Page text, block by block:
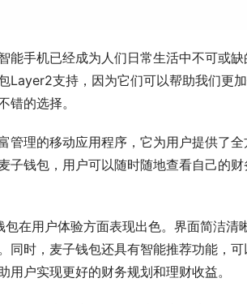
能手机已经成为人们日常生活中不可或
Layer2支持，因为它们可以帮助我们更
错的选择。
管理的移动应用程序，它为用户提供了
子钱包，用户可以随时随地查看自己的
在用户体验方面表现出色。界面简洁
同时，麦子钱包还具有智能推荐功能，
户实现更好的财务规划和理财收益。